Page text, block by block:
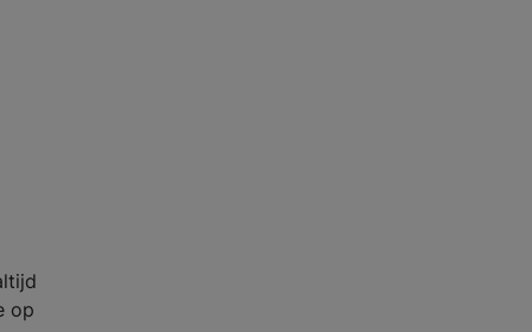
op